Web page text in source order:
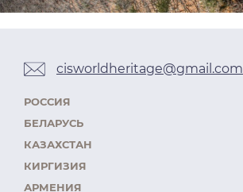
cisworldheritage@gmail.com
РОССИЯ
БЕЛАРУСЬ
КАЗАХСТАН
КИРГИЗИЯ
АРМЕНИЯ